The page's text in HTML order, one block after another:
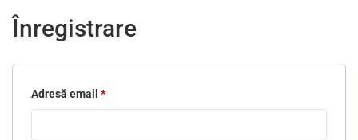
Înregistrare
Adresă email *